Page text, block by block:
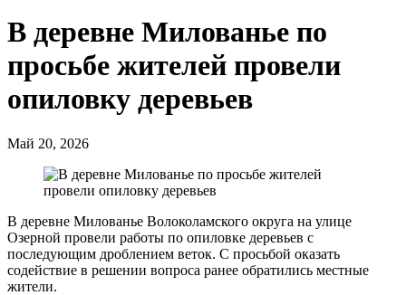
В деревне Милованье по
просьбе жителей провели
опиловку деревьев
Май 20, 2026
В деревне Милованье Волоколамского округа на улице
Озерной провели работы по опиловке деревьев с
последующим дроблением веток. С просьбой оказать
содействие в решении вопроса ранее обратились местные
жители.